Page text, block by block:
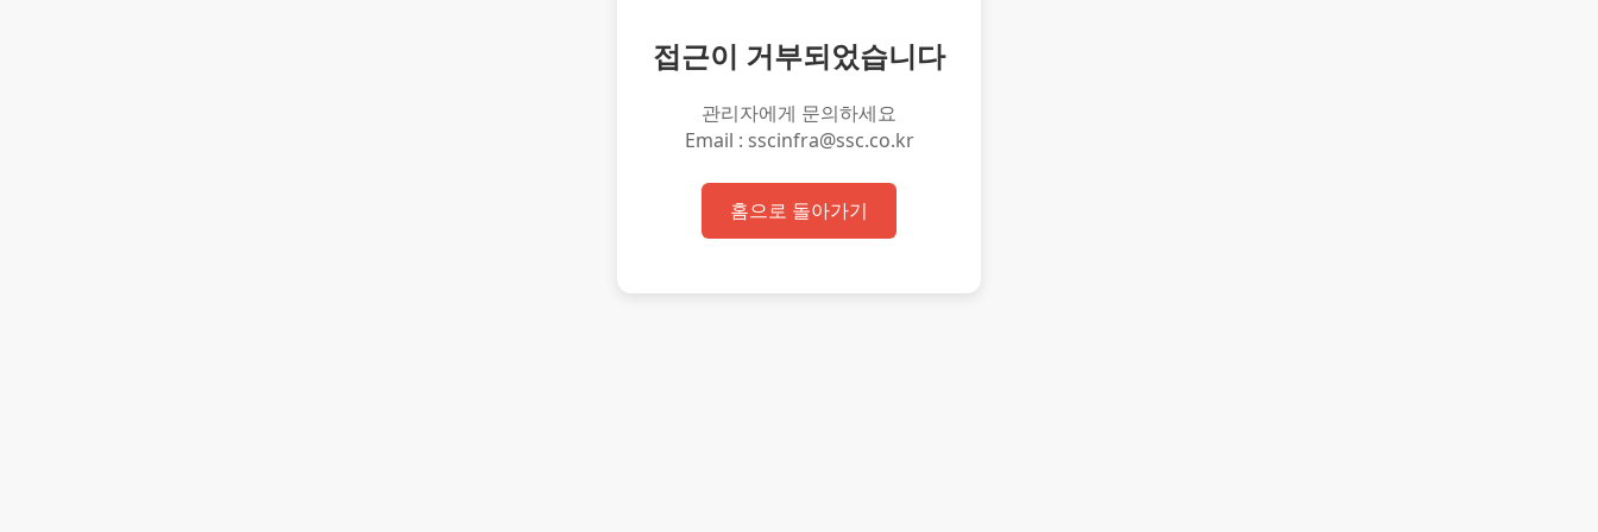
접근이 거부되었습니다
관리자에게 문의하세요
Email : sscinfra@ssc.co.kr
홈으로 돌아가기